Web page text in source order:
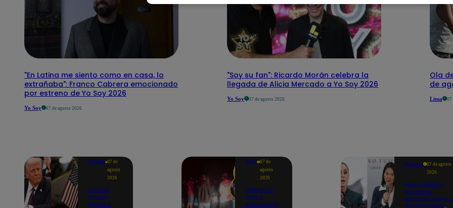
"En Latina me siento como en casa, lo
extrañaba": Franco Cabrera emocionado
por estreno de Yo Soy 2026
Yo Soy 07 de agosto 2026
"Soy su fan": Ricardo Morán celebra la
llegada de Alicia Mercado a Yo Soy 2026
Yo Soy 07 de agosto 2026
Ola
de
Lima 07
Mundo 07 de
agosto
2026
Donald
Trump
vuelve a
Perú 07 de
agosto
2026
Hallan sin
vida a
empresario
Política
07 de agosto
2026
Perú y México
anuncian
de relaciones